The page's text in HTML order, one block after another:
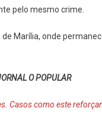
pelo mesmo crime.
Marília, onde
O POPULAR
Casos como este